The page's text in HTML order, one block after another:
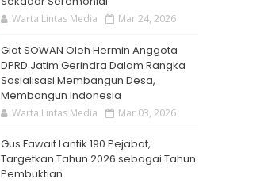
Warta Lintas Media Mar 24, 2026
Giat SOWAN Oleh Hermin Anggota
DPRD Jatim Gerindra Dalam Rangka
Sosialisasi Membangun Desa,
Membangun Indonesia
Warta Lintas Media Mar 03, 2026
Gus Fawait Lantik 190 Pejabat,
Targetkan Tahun 2026 sebagai Tahun
Pembuktian